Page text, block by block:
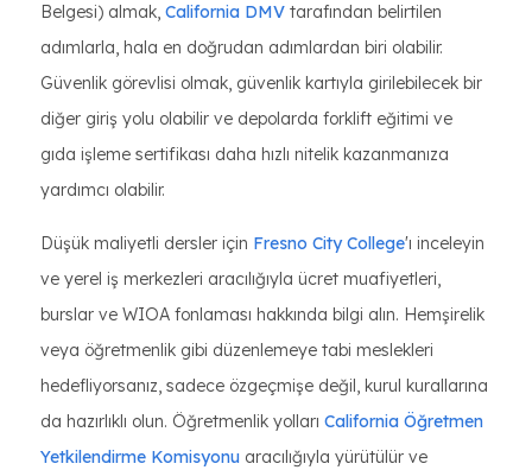
Belgesi) almak, California DMV tarafından belirtilen
adımlarla, hala en doğrudan adımlardan biri olabilir.
Güvenlik görevlisi olmak, güvenlik kartıyla girilebilecek bir
diğer giriş yolu olabilir ve depolarda forklift eğitimi ve
gıda işleme sertifikası daha hızlı nitelik kazanmanıza
yardımcı olabilir.
Düşük maliyetli dersler için Fresno City College'ı inceleyin
ve yerel iş merkezleri aracılığıyla ücret muafiyetleri,
burslar ve WIOA fonlaması hakkında bilgi alın. Hemşirelik
veya öğretmenlik gibi düzenlemeye tabi meslekleri
hedefliyorsanız, sadece özgeçmişe değil, kurul kurallarına
da hazırlıklı olun. Öğretmenlik yolları California Öğretmen
Yetkilendirme Komisyonu aracılığıyla yürütülür ve